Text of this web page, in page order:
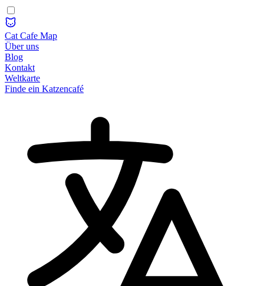
Cat Cafe Map
Über uns
Blog
Kontakt
Weltkarte
Finde ein Katzencafé